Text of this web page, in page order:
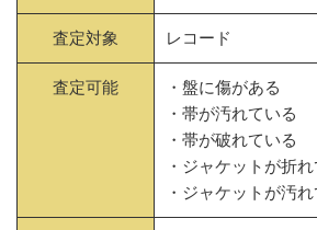
査定対象 レコード
査定可能
・盤に傷がある
・帯が汚れている
・帯が破れている
・ジャケットが折
・ジャケットが汚